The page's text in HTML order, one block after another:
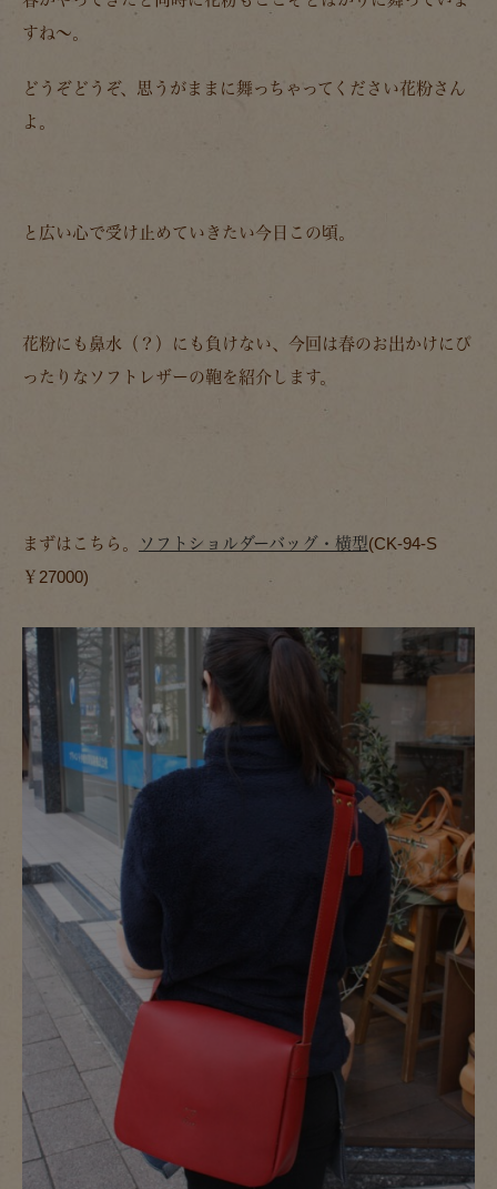
すね～。
どうぞどうぞ、思うがままに舞っちゃってください花粉さん
よ。
と広い心で受け止めていきたい今日この頃。
花粉にも鼻水（？）にも負けない、今回は春のお出かけにぴ
ったりなソフトレザーの鞄を紹介します。
まずはこちら。 ソフトショルダーバッグ・横型(CK-94-S
￥27000)